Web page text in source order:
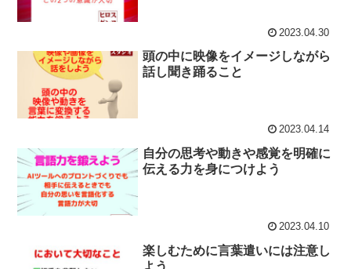
2023.04.30
頭の中に映像をイメージしながら
話し聞き踊ること
2023.04.14
自分の思考や動きや感覚を明確に
伝える力を身につけよう
2023.04.10
楽しむために言葉遣いには注意し
よう